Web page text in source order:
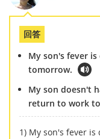
回答
My son's fever
tomorrow.
My son doesn't
return to work
1) My son's fever